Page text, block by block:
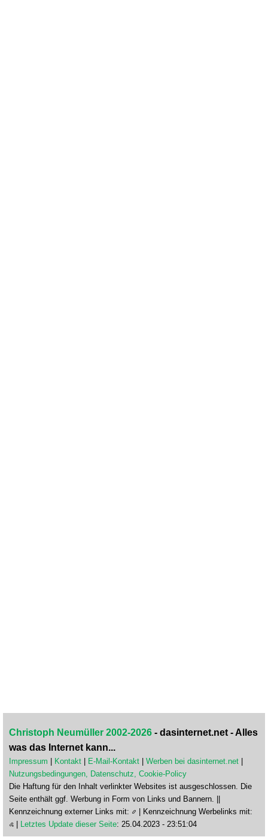
Christoph Neumüller 2002-2026 - dasinternet.net - Alles
was das Internet kann...
Impressum Kontakt E-Mail-Kontakt Werben bei dasinternet.net
Nutzungsbedingungen, Datenschutz, Cookie-Policy
Die Haftung für den Inhalt verlinkter Websites ist ausgeschlossen. Die
Seite enthält ggf. Werbung in Form von Links und Bannern. ||
Kennzeichnung externer Links mit:
| Kennzeichnung Werbelinks mit:
Letztes Update dieser Seite: 25.04.2023 - 23:51:04